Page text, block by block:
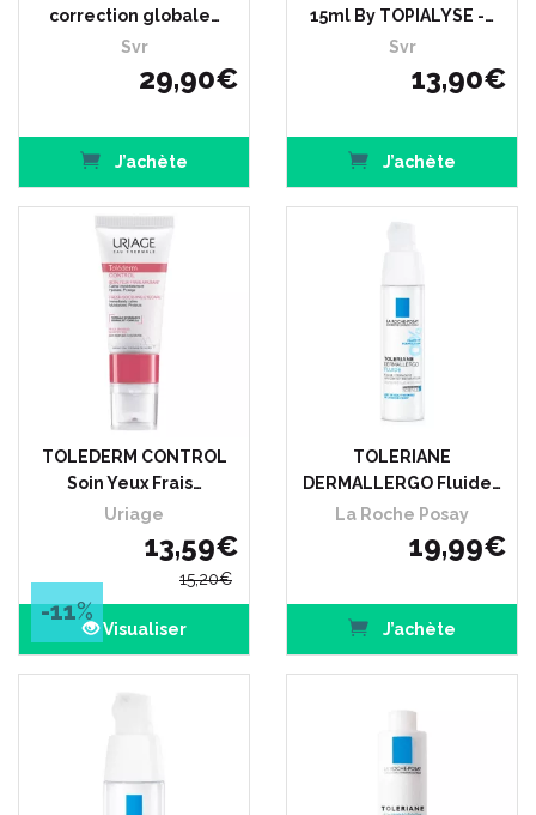
correction globale…
Svr
29,90€
J’achète
15ml By TOPIALYSE -…
Svr
13,90€
J’achète
TOLEDERM CONTROL
Soin Yeux Frais…
Uriage
13,59€
15,20€
-11%
Visualiser
TOLERIANE
DERMALLERGO Fluide…
La Roche Posay
19,99€
J’achète